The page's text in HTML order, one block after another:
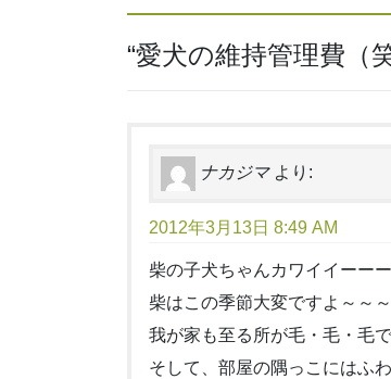
“愛犬の維持管理費（笑
ナカジマ より:
2012年3月13日 8:49 AM
柴の子犬ちゃんカワイイーーー
柴はこの季節大変ですよ～～～
我が家も至る所が毛・毛・毛で
そして、部屋の隅っこにはふ